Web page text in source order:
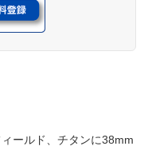
ールド、チタンに38mm